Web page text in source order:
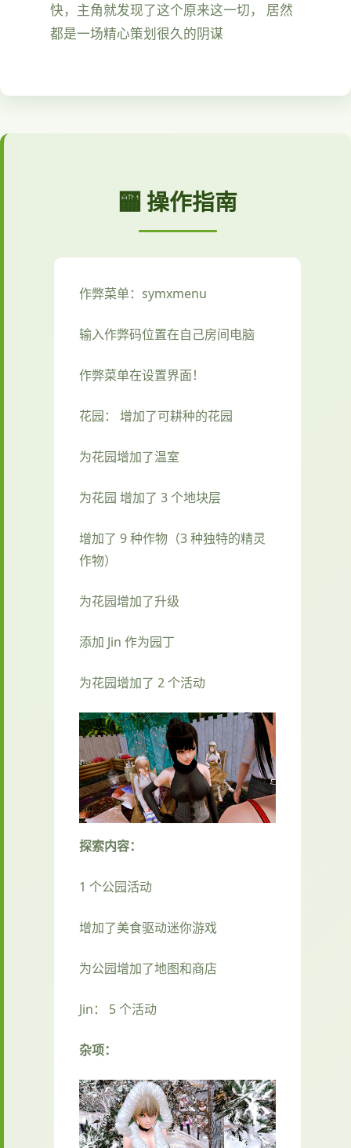
快，主角就发现了这个原来这一切， 居然
都是一场精心策划很久的阴谋
🏧 操作指南
作弊菜单：symxmenu
输入作弊码位置在自己房间电脑
作弊菜单在设置界面！
花园： 增加了可耕种的花园
为花园增加了温室
为花园 增加了 3 个地块层
增加了 9 种作物（3 种独特的精灵
作物）
为花园增加了升级
添加 Jin 作为园丁
为花园增加了 2 个活动
探索内容：
1 个公园活动
增加了美食驱动迷你游戏
为公园增加了地图和商店
Jin： 5 个活动
杂项：